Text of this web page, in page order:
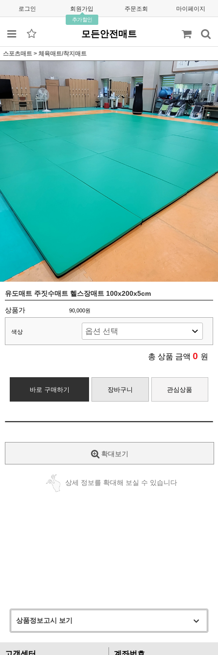
로그인 회원가입
추가할인
주문조회 마이페이지
모든안전매트
스포츠매트 > 체육매트/착지매트
유도매트 주짓수매트 헬스장매트 100x200x5cm
상품가 90,000원
색상
총 상품 금액 0 원
바로 구매하기 장바구니 관심상품
확대보기
상세 정보를 확대해 보실 수 있습니다
상품정보고시 보기